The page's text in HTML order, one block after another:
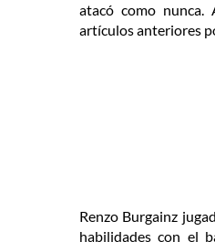
atacó como nunca.
artículos anteriores
Renzo Burgainz
habilidades con el